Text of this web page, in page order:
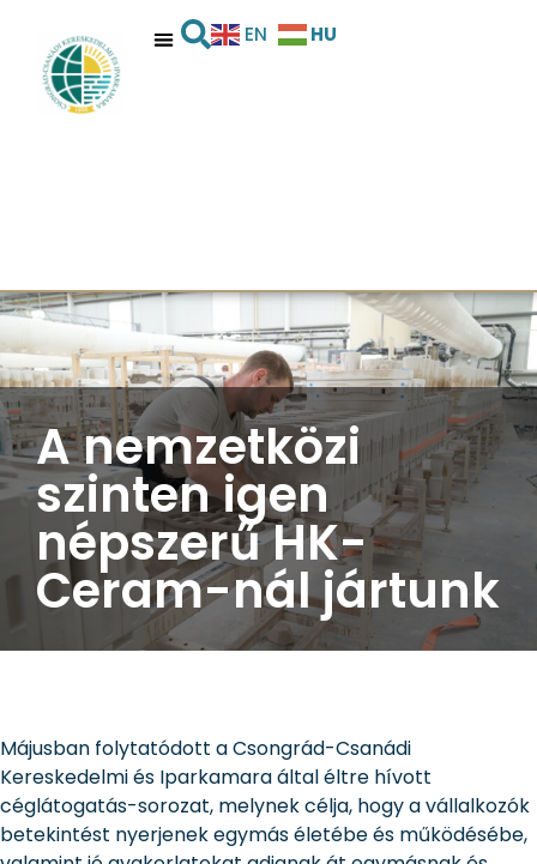
EN HU
A nemzetközi
szinten igen
népszerű HK-
Ceram-nál jártunk
Májusban folytatódott a Csongrád-Csanádi
Kereskedelmi és Iparkamara által éltre hívott
céglátogatás-sorozat, melynek célja, hogy a vállalkozók
betekintést nyerjenek egymás életébe és működésébe,